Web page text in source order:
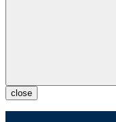
close